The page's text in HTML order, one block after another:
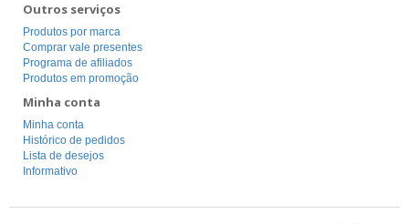
Outros serviços
Produtos por marca
Comprar vale presentes
Programa de afiliados
Produtos em promoção
Minha conta
Minha conta
Histórico de pedidos
Lista de desejos
Informativo